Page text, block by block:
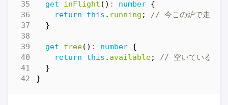
get inFlight () : number {
return
this . running ;
}
get free() : number {
return
this . available;
}
}